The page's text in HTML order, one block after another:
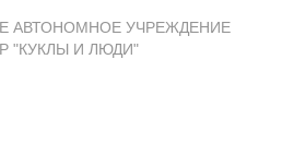
АВТОНОМНОЕ УЧРЕЖДЕНИЕ
"КУКЛЫ И ЛЮДИ"